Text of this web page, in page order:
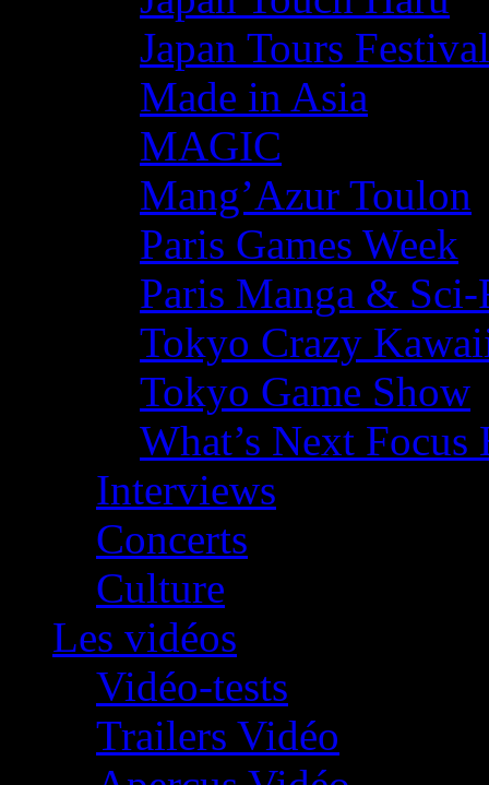
Japan Tours Festival
Made in Asia
MAGIC
Mang’Azur Toulon
Paris Games Week
Paris Manga &
Tokyo Crazy
Tokyo Game Show
What’s Next
Interviews
Concerts
Culture
Les vidéos
Vidéo-tests
Trailers Vidéo